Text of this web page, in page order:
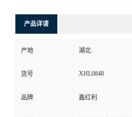
产品详请
产地 湖北
货号 XHL0848
品牌 鑫红利